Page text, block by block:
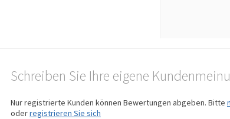
Schreiben Sie Ihre eigene
Nur registrierte Kunden können Bewertungen abgeben. Bitte
oderregistrieren Sie sich